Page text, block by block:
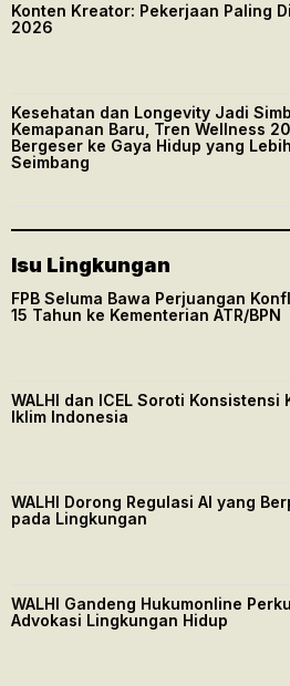
Konten Kreator: Pekerjaan Paling
2026
Kesehatan dan Longevity Jadi
Kemapanan Baru, Tren Wellness
Bergeser ke Gaya Hidup yang Lebih
Seimbang
Isu Lingkungan
FPB Seluma Bawa Perjuangan
15 Tahun ke Kementerian ATR/BPN
WALHI dan ICEL Soroti Konsistensi
Iklim Indonesia
WALHI Dorong Regulasi AI yang
pada Lingkungan
WALHI Gandeng Hukumonline
Advokasi Lingkungan Hidup